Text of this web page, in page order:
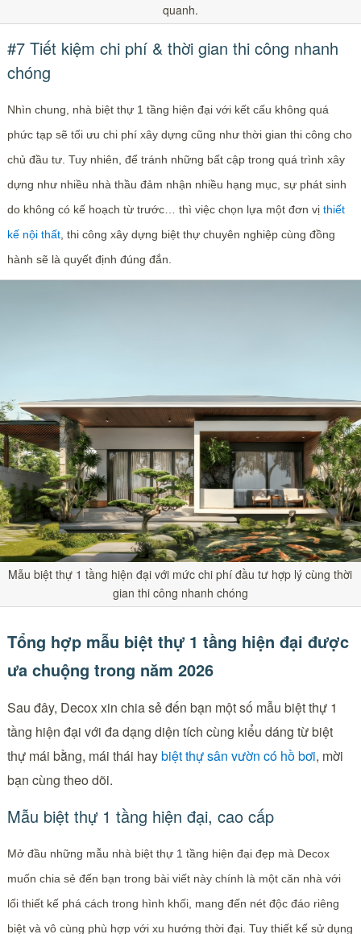
quanh.
#7 Tiết kiệm chi phí & thời gian thi công nhanh
chóng
Nhìn chung, nhà biệt thự 1 tầng hiện đại với kết cấu không quá
phức tạp sẽ tối ưu chi phí xây dựng cũng như thời gian thi công cho
chủ đầu tư. Tuy nhiên, để tránh những bất cập trong quá trình xây
dựng như nhiều nhà thầu đảm nhận nhiều hạng mục, sự phát sinh
do không có kế hoạch từ trước… thì việc chọn lựa một đơn vị thiết
kế nội thất, thi công xây dựng biệt thự chuyên nghiệp cùng đồng
hành sẽ là quyết định đúng đắn.
Mẫu biệt thự 1 tầng hiện đại với mức chi phí đầu tư hợp lý cùng thời
gian thi công nhanh chóng
Tổng hợp mẫu biệt thự 1 tầng hiện đại được
ưa chuộng trong năm 2026
Sau đây, Decox xin chia sẻ đến bạn một số mẫu biệt thự 1
tầng hiện đại với đa dạng diện tích cùng kiểu dáng từ biệt
thự mái bằng, mái thái haybiệt thự sân vườn có hồ bơi, mời
bạn cùng theo dõi.
Mẫu biệt thự 1 tầng hiện đại, cao cấp
Mở đầu những mẫu nhà biệt thự 1 tầng hiện đại đẹp mà Decox
muốn chia sẻ đến bạn trong bài viết này chính là một căn nhà với
lối thiết kế phá cách trong hình khối, mang đến nét độc đáo riêng
biệt và vô cùng phù hợp với xu hướng thời đại. Tuy thiết kế sử dụng